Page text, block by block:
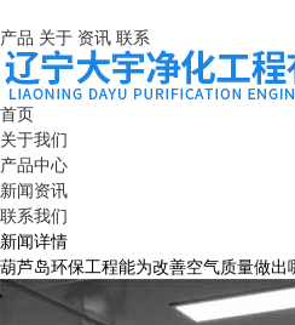
产品 关于 资讯 联系
首页
关于我们
产品中心
新闻资讯
联系我们
新闻详情
葫芦岛环保工程能为改善空气质量做出